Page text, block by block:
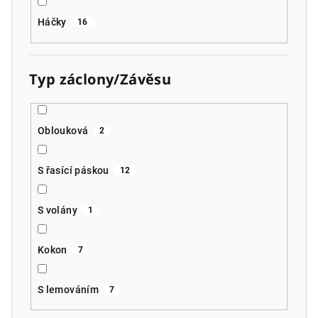
Háčky 16
Typ záclony/Závěsu
Oblouková 2
S řasící páskou 12
S volány 1
Kokon 7
S lemováním 7